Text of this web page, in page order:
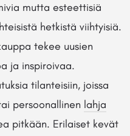
mutta esteettisiä
hetkistä viihtyisiä.
tekee uusien
ja inspiroivaa.
tilanteisiin, joissa
persoonallinen lahja
pitkään. Erilaiset kevät